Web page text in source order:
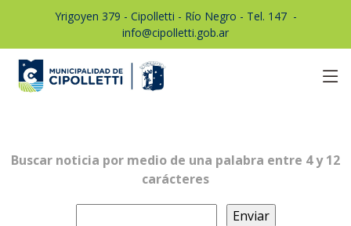
Yrigoyen 379 - Cipolletti - Río Negro - Tel. 1471 -
info@cipolletti.gob.ar
Buscar noticia por medio de una palabra entre 4 y 12
carácteres